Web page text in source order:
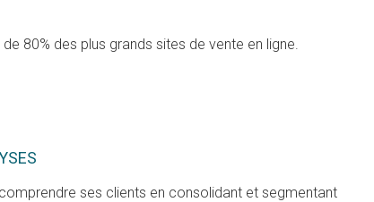
80% des plus grands sites de vente en ligne.
ses clients en consolidant et segmentant